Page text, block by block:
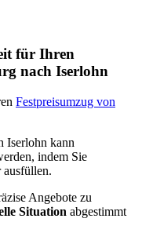
für Ihren
nach Iserlohn
Festpreisumzug von
Iserlohn kann
indem Sie
ausfüllen.
Angebote zu
Situation abgestimmt